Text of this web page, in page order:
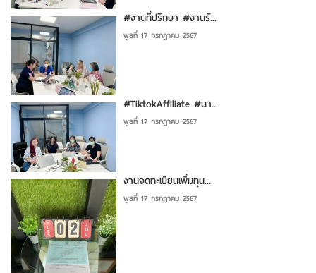
#งานที่ปรึกษา #งานรั...
พุธที่ 17 กรกฎาคม 2567
#TiktokAffiliate #นา...
พุธที่ 17 กรกฎาคม 2567
งานจดทะเบียนเพิ่มทุน...
พุธที่ 17 กรกฎาคม 2567